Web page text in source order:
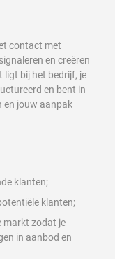
contact met
en creëren
ligt bij het bedrijf, je
en bent in
en jouw aanpak
klanten;
klanten;
markt zodat je
in aanbod en